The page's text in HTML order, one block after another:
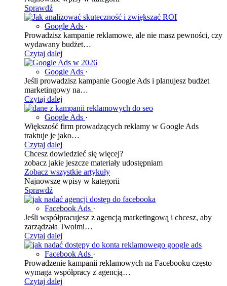
Sprawdź
Google Ads ·
Prowadzisz kampanie reklamowe, ale nie masz pewności, czy
wydawany budżet…
Czytaj dalej
Google Ads ·
Jeśli prowadzisz kampanie Google Ads i planujesz budżet
marketingowy na…
Czytaj dalej
Google Ads ·
Większość firm prowadzących reklamy w Google Ads
traktuje je jako…
Czytaj dalej
Chcesz dowiedzieć się więcej?
zobacz jakie jeszcze materiały udostępniam
Zobacz wszystkie artykuły
Najnowsze wpisy w kategorii
Sprawdź
Facebook Ads ·
Jeśli współpracujesz z agencją marketingową i chcesz, aby
zarządzała Twoimi…
Czytaj dalej
Facebook Ads ·
Prowadzenie kampanii reklamowych na Facebooku często
wymaga współpracy z agencją…
Czytaj dalej